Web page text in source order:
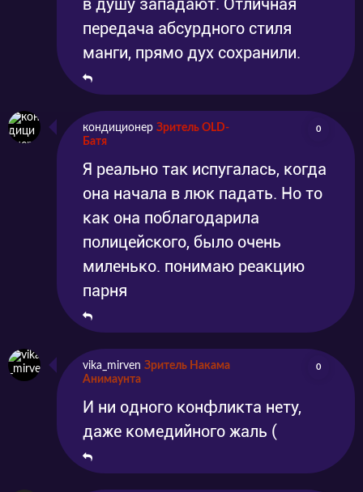
в душу западают. Отличная
передача абсурдного стиля
манги, прямо дух сохранили.
кондиционер Зритель OLD-
Батя
0
Я реально так испугалась, когда
она начала в люк падать. Но то
как она поблагодарила
полицейского, было очень
миленько. понимаю реакцию
парня
vika_mirven Зритель Накама
Анимаунта
0
И ни одного конфликта нету,
даже комедийного жаль (